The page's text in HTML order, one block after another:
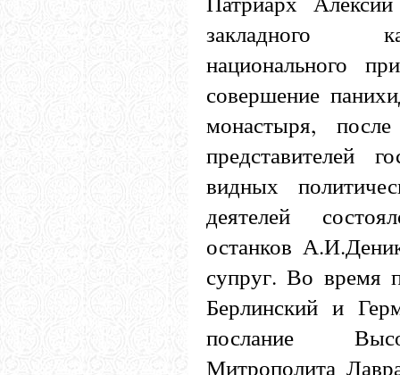
закладного
национального
совершение
монастыря,
представителей
видных
деятелей
останков
супруг. Во время
Берлинский и
послание
Митрополита